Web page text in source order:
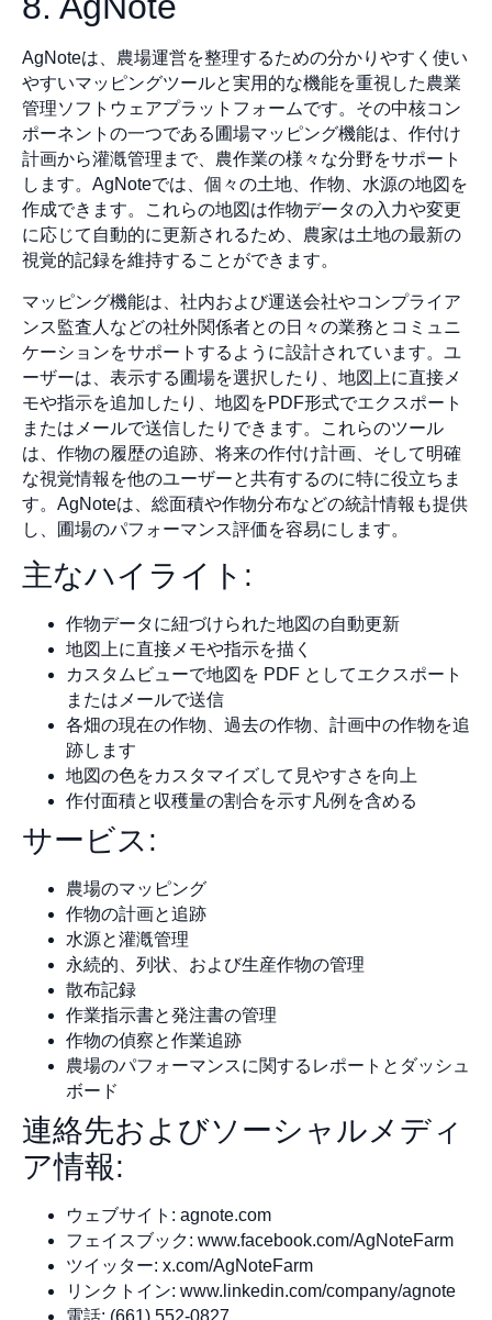
AgNoteは、農場運営を整理するための分かりやすく使い
やすいマッピングツールと実用的な機能を重視した農業
管理ソフトウェアプラットフォームです。その中核コン
ポーネントの一つである圃場マッピング機能は、作付け
計画から灌漑管理まで、農作業の様々な分野をサポート
します。AgNoteでは、個々の土地、作物、水源の地図を
作成できます。これらの地図は作物データの入力や変更
に応じて自動的に更新されるため、農家は土地の最新の
視覚的記録を維持することができます。
マッピング機能は、社内および運送会社やコンプライア
ンス監査人などの社外関係者との日々の業務とコミュニ
ケーションをサポートするように設計されています。ユ
ーザーは、表示する圃場を選択したり、地図上に直接メ
モや指示を追加したり、地図をPDF形式でエクスポート
またはメールで送信したりできます。これらのツール
は、作物の履歴の追跡、将来の作付け計画、そして明確
な視覚情報を他のユーザーと共有するのに特に役立ちま
す。AgNoteは、総面積や作物分布などの統計情報も提供
し、圃場のパフォーマンス評価を容易にします。
主なハイライト:
作物データに紐づけられた地図の自動更新
地図上に直接メモや指示を描く
カスタムビューで地図を PDF としてエクスポート
またはメールで送信
各畑の現在の作物、過去の作物、計画中の作物を追
跡します
地図の色をカスタマイズして見やすさを向上
作付面積と収穫量の割合を示す凡例を含める
サービス:
農場のマッピング
作物の計画と追跡
水源と灌漑管理
永続的、列状、および生産作物の管理
散布記録
作業指示書と発注書の管理
作物の偵察と作業追跡
農場のパフォーマンスに関するレポートとダッシュ
ボード
連絡先およびソーシャルメディ
ア情報:
ウェブサイト: agnote.com
フェイスブック: www.facebook.com/AgNoteFarm
ツイッター: x.com/AgNoteFarm
リンクトイン: www.linkedin.com/company/agnote
電話: (661) 552-0827